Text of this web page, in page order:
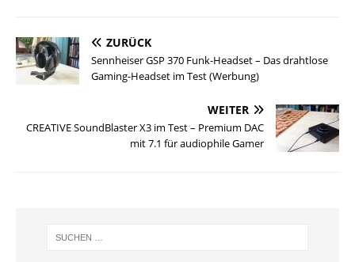
ZURÜCK
Sennheiser GSP 370 Funk-Headset – Das drahtlose
Gaming-Headset im Test (Werbung)
WEITER
CREATIVE SoundBlaster X3 im Test – Premium DAC
mit 7.1 für audiophile Gamer